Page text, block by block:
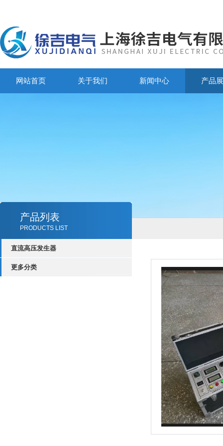
网站首页 关于我们 新闻中心 产品
产品列表
PRODUCTS LIST
直流高压发生器
更多分类